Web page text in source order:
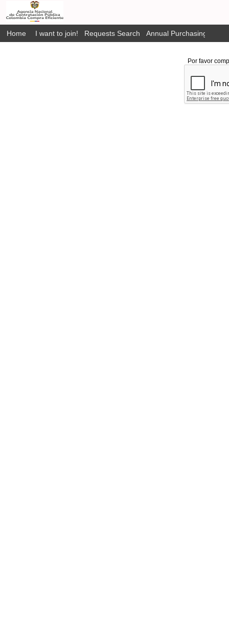
Home I want to join! Requests Search Annual Purchasing Plan
Por favor